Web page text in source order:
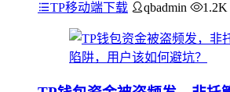
TP移动端下载 qbadmin 1.2K